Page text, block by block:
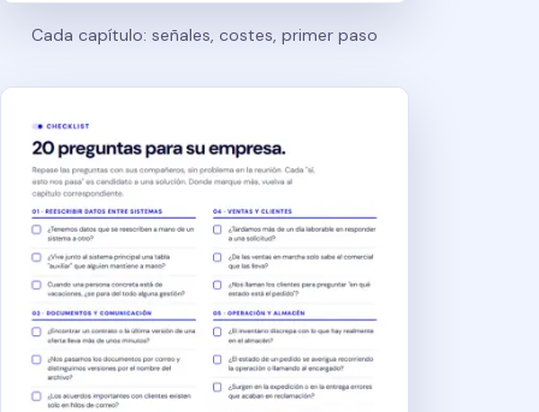
Cada capítulo: señales, costes, primer paso